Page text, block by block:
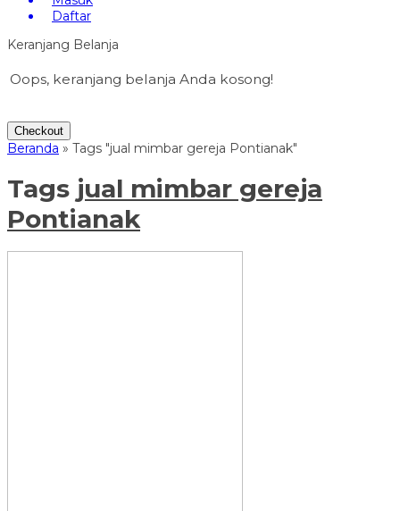
Daftar
Keranjang Belanja
Oops, keranjang belanja Anda kosong!
Checkout
Beranda » Tags "jual mimbar gereja Pontianak"
Tags jual mimbar gereja
Pontianak